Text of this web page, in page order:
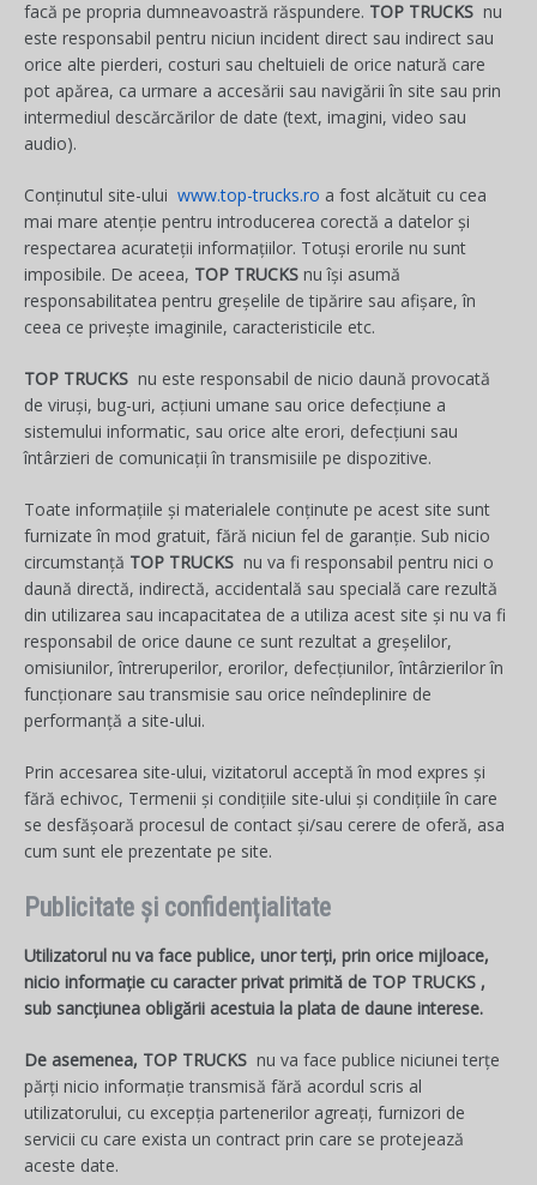
facă pe propria dumneavoastră răspundere. TOP TRUCKS nu
este responsabil pentru niciun incident direct sau indirect sau
orice alte pierderi, costuri sau cheltuieli de orice natură care
pot apărea, ca urmare a accesării sau navigării în site sau prin
intermediul descărcărilor de date (text, imagini, video sau
audio).
Conținutul site-ului www.top-trucks.ro a fost alcătuit cu cea
mai mare atenție pentru introducerea corectă a datelor și
respectarea acurateții informațiilor. Totuși erorile nu sunt
imposibile. De aceea, TOP TRUCKS nu își asumă
responsabilitatea pentru greșelile de tipărire sau afișare, în
ceea ce privește imaginile, caracteristicile etc.
TOP TRUCKS nu este responsabil de nicio daună provocată
de viruși, bug-uri, acțiuni umane sau orice defecțiune a
sistemului informatic, sau orice alte erori, defecțiuni sau
întârzieri de comunicații în transmisiile pe dispozitive.
Toate informațiile și materialele conținute pe acest site sunt
furnizate în mod gratuit, fără niciun fel de garanție. Sub nicio
circumstanță TOP TRUCKS nu va fi responsabil pentru nici o
daună directă, indirectă, accidentală sau specială care rezultă
din utilizarea sau incapacitatea de a utiliza acest site și nu va fi
responsabil de orice daune ce sunt rezultat a greșelilor,
omisiunilor, întreruperilor, erorilor, defecțiunilor, întârzierilor în
funcționare sau transmisie sau orice neîndeplinire de
performanță a site-ului.
Prin accesarea site-ului, vizitatorul acceptă în mod expres și
fără echivoc, Termenii și condițiile site-ului și condițiile în care
se desfășoară procesul de contact și/sau cerere de oferă, asa
cum sunt ele prezentate pe site.
Publicitate și confidențialitate
Utilizatorul nu va face publice, unor terți, prin orice mijloace,
nicio informație cu caracter privat primită de TOP TRUCKS ,
sub sancțiunea obligării acestuia la plata de daune interese.
De asemenea, TOP TRUCKS nu va face publice niciunei terțe
părți nicio informație transmisă fără acordul scris al
utilizatorului, cu excepția partenerilor agreați, furnizori de
servicii cu care exista un contract prin care se protejează
aceste date.